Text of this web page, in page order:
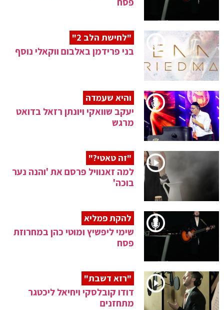
"לחישת הלב 2"
בני פרידמן באלבום ווקאלי נוסף
והיא שעמדה
יעקב שוואקי ויונתן רזאל בדואט
מרגש
"זה טאטי?"
למה זאנוויל פרסם את 'והנה נער
בוכה'
להקת פמליא
שימי ליפשיץ ומוטי כהן במחרוזת
פסח
"רזא דשבת"
דודו קובלסקי ויחיאל ליכטגר
מתחזנים